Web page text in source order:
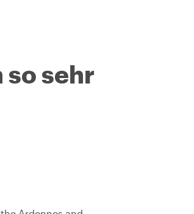
so sehr